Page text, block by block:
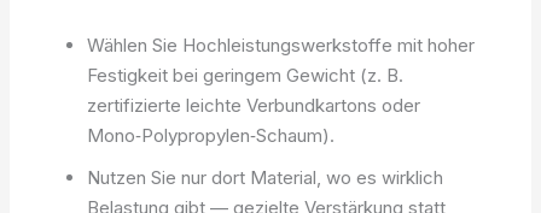
Wählen Sie Hochleistungswerkstoffe mit hoher
Festigkeit bei geringem Gewicht (z. B.
zertifizierte leichte Verbundkartons oder
Mono‑Polypropylen‑Schaum).
Nutzen Sie nur dort Material, wo es wirklich
Belastung gibt — gezielte Verstärkung statt